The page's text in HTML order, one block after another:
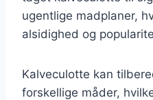
ugentlige madplaner,
alsidighed og
Kalveculotte kan
forskellige måder,